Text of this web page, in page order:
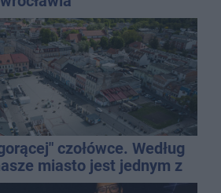
czołówce. Według
miasto jest jednym z
na upały